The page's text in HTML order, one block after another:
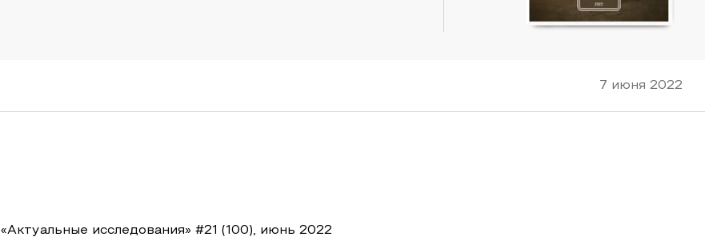
7 июня 2022
«Актуальные исследования» #21 (100), июнь 2022